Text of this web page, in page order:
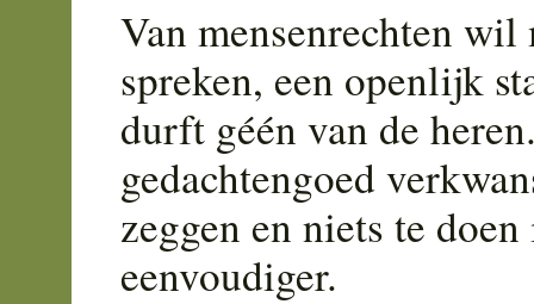
Van mensenrechten
spreken, een openlijk
durft géén van de
gedachtengoed
zeggen en niets te
eenvoudiger.